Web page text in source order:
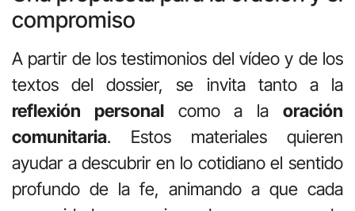
compromiso
A partir de los testimonios del vídeo y de los
textos del dossier, se invita tanto a la
reflexión personalcomo a laoración
comunitaria. Estos materiales quieren
ayudar a descubrir en lo cotidiano el sentido
profundo de la fe, animando a que cada